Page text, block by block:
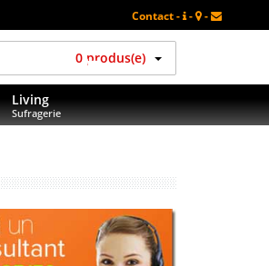
Contact - - -
0 produs(e)
Living
Sufragerie